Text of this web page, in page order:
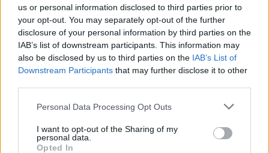
us or personal information disclosed to third parties prior to
your opt-out. You may separately opt-out of the further
disclosure of your personal information by third parties on the
IAB’s list of downstream participants. This information may
also be disclosed by us to third parties on the IAB’s List of
Downstream Participants that may further disclose it to other
Personal Data Processing Opt Outs
I want to opt-out of the Sharing of my
personal data.
Opted In